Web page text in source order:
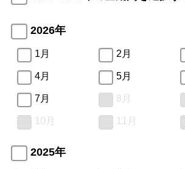
2026年
1月 2月
4月 5月
7月 8月
10月 11月
2025年